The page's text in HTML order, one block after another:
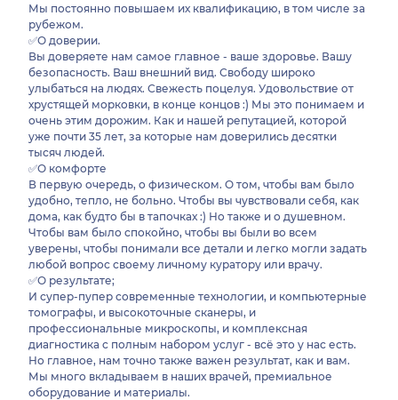
Мы постоянно повышаем их квалификацию, в том числе за
рубежом.
✅О доверии.
Вы доверяете нам самое главное - ваше здоровье. Вашу
безопасность. Ваш внешний вид. Свободу широко
улыбаться на людях. Свежесть поцелуя. Удовольствие от
хрустящей морковки, в конце концов :) Мы это понимаем и
очень этим дорожим. Как и нашей репутацией, которой
уже почти 35 лет, за которые нам доверились десятки
тысяч людей.
✅О комфорте
В первую очередь, о физическом. О том, чтобы вам было
удобно, тепло, не больно. Чтобы вы чувствовали себя, как
дома, как будто бы в тапочках :) Но также и о душевном.
Чтобы вам было спокойно, чтобы вы были во всем
уверены, чтобы понимали все детали и легко могли задать
любой вопрос своему личному куратору или врачу.
✅О результате;
И супер-пупер современные технологии, и компьютерные
томографы, и высокоточные сканеры, и
профессиональные микроскопы, и комплексная
диагностика с полным набором услуг - всё это у нас есть.
Но главное, нам точно также важен результат, как и вам.
Мы много вкладываем в наших врачей, премиальное
оборудование и материалы.